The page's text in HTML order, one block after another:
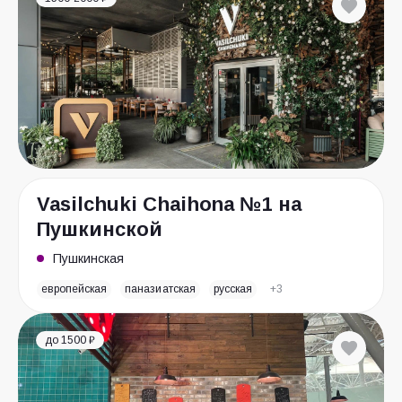
Vasilchuki Chaihona №1 на
Пушкинской
Пушкинская
европейская паназиатская русская +3
до 1500 ₽